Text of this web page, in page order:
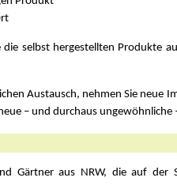
die selbst hergestellten Produkte
Austausch, nehmen Sie neue
– und durchaus ungewöhnliche
Gärtner aus NRW, die auf der